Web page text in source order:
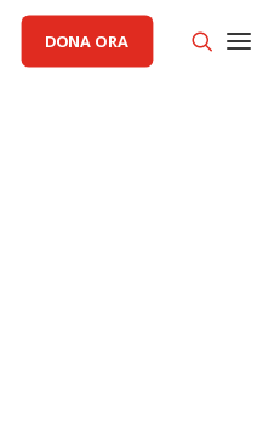
DONA ORA
E